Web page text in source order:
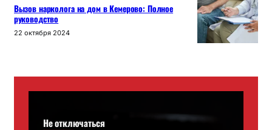
Вызов нарколога на дом в Кемерово: Полное
руководство
22 октября 2024
Не отключаться